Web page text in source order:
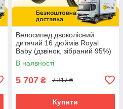
Велосипед двоколісний
дитячий 16 дюймів Royal
Baby (дзвінок, зібраний 95%)
7TH FREESTYLE RB16B-6P
Сірий
В наявності
5 707 ₴ 7 317 ₴
Купити